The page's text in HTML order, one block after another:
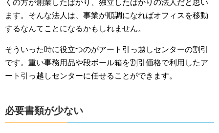
くの方が創業したばかり、独立したばかりの法人だと思い
ます。そんな法人は、事業が順調になればオフィスを移動
するなんてことになるかもしれません。
そういった時に役立つのがアート引っ越しセンターの割引
です。重い事務用品や段ボール箱を割引価格で利用したア
ート引っ越しセンターに任せることができます。
必要書類が少ない